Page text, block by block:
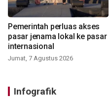
Pemerintah perluas akses
pasar jenama lokal ke pasar
internasional
Jumat, 7 Agustus 2026
Infografik